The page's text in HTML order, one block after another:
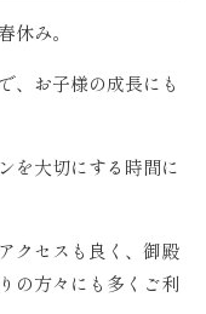
休み。
、お子様の成長にも
を大切にする時間に
クセスも良く、御殿
の方々にも多くご利